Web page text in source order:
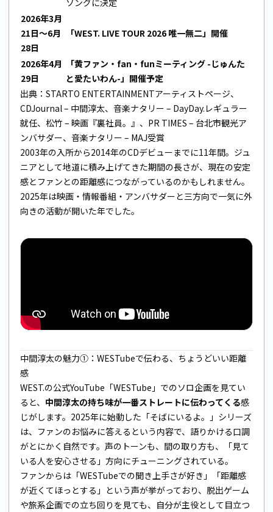
2026年3月
21日〜6月
28日
「WEST. LIVE TOUR 2026 唯一無二」開催
2026年4月
29日
「黄ファン・fan・funミーティング -じゅんた
と愛たいわん-」開催予定
出典： STARTO ENTERTAINMENTアーティストページ、
CDJournal – 中間淳太、 音楽ナタリー – DayDay.レギュラー
就任、 松竹 – 映画『裏社員。』 、 PR TIMES – 台北市観光ア
ンバサダー、 音楽ナタリー – MAJ受賞
2003年の入所から2014年のCDデビューまでに11年間。ジュ
ニアとして地道に積み上げてきた期間の長さが、現在の安定
感とファンとの距離感につながっているのかもしれません。
2025年は映画・情報番組・アンバサダーと三方向で一気に外
向きの活動が開いた年でした。
中間淳太の魅力①：WESTubeで伝わる、ちょうどいい距離
感
WEST.の公式YouTube「WESTube」でのソロ企画を見てい
ると、 中間淳太の持ち味が一番ストレートに伝わってくる感
じがします。2025年に始動した「そばにいるよ。」シリーズ
は、ファンのお悩みに答えるという内容で、語りかける口調
がとにかく自然です。声のトーンも、間の取り方も、「見て
いる人を安心させる」方向にチューニングされている。
ファンからは「WESTubeでの聞き上手さが好き」「距離感
が近くてほっとする」という声が挙がっており、脱出ゲーム
や旅系企画での立ち回りを見ても、自分が主役として目立つ